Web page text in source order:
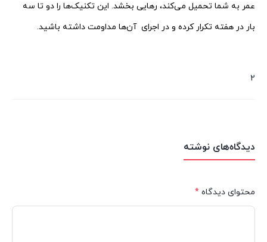
عمر به شما تحمیل می‌کند، رهایی بخشد. این تکنیک‌ها را دو تا سه
بار در هفته تکرار کرده و در اجرایآن‌ها مداومت داشته باشید.
2
دیدگاه‌های نوشته
محتوای دیدگاه *